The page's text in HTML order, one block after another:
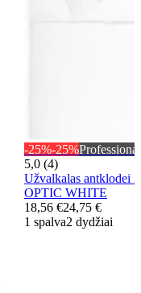
-25%-25%Professional
5,0 (4)
Užvalkalas antklodei
OPTIC WHITE
18,56 €24,75 €
1 spalva2 dydžiai